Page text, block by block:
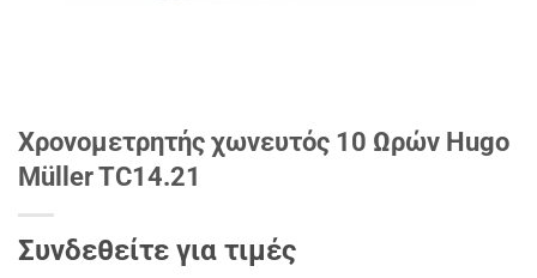
Χρονομετρητής χωνευτός 10 Ωρών Hugo
Müller TC14.21
Συνδεθείτε για τιμές